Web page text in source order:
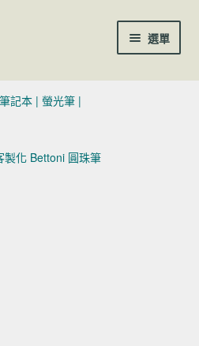
選單
筆記本| 螢光筆|
製化 Bettoni 圓珠筆